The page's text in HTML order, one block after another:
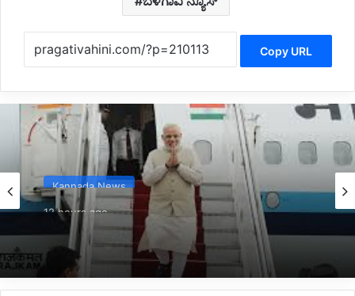
Copy URL
Kannada News
12 hours ago
*2025 ರಲ್ಲಿ ಪ್ರಧಾನಮಂತ್ರಿ ಅವರ ವಿದೇಶಕ್ಕೆ ತಗುಲಿದ
ಒಟ್ಟು ವೆಚ್ಚ ಎಷ್ಟು ಗೋತ್ತಾ..?*